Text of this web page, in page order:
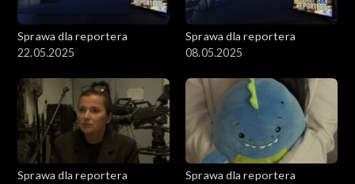
Sprawa dla reportera
22.05.2025
Sprawa dla reportera
08.05.2025
Sprawa dla reportera
Sprawa dla reportera